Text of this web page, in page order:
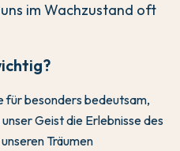
im Wachzustand oft
für besonders bedeutsam,
Geist die Erlebnisse des
Träumen